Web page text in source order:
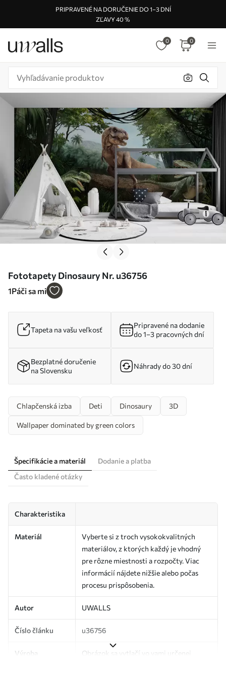
PRIPRAVENÉ NA DORUČENIE DO 1–3 DNÍ
ZĽAVY 40 %
0 0
Fototapety Dinosaury Nr. u36756
1Páči sa mi
Tapeta na vašu veľkosť
Pripravené na dodanie
do 1–3 pracovných dní
Bezplatné doručenie
na Slovensku
Náhrady do 30 dní
Chlapčenská izba Deti Dinosaury 3D
Wallpaper dominated by green colors
Špecifikácie a materiál
Dodanie a platba
Často kladené otázky
Charakteristika
Materiál
Vyberte si z troch vysokokvalitných
materiálov, z ktorých každý je vhodný
pre rôzne miestnosti a rozpočty. Viac
informácií nájdete nižšie alebo počas
procesu prispôsobenia.
Autor UWALLS
Číslo článku u36756
Výroba
Obrázok sa vytlačí vo vami určenej